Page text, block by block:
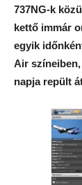
737NG-k
kettő immár
egyik
Air színeiben,
napja repült